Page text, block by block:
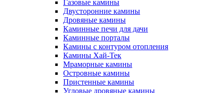
Газовые камины
Двусторонние камины
Дровяные камины
Каминные печи для дачи
Каминные порталы
Камины с контуром отопления
Камины Хай-Тек
Мраморные камины
Островные камины
Пристенные камины
Угловые дровяные камины